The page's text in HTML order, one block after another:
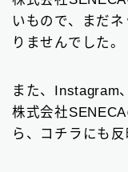
いもので、まだ
りませんでした。
また、Instagram
株式会社
ら、コチラにも反